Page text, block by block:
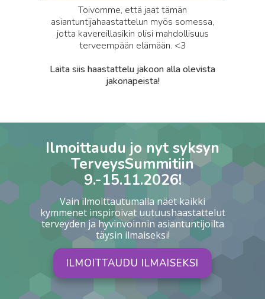
Toivomme, että jaat tämän
asiantuntijahaastattelun myös somessa,
jotta kavereillasikin olisi mahdollisuus
terveempään elämään. <3
Laita siis haastattelu jakoon alla olevista
jakonapeista!
Ilmoittaudu jo nyt syksyn
TerveysSummitiin
9.-15.11.2026!
Vain ilmoittautumalla näet kaikki
kymmenet inspiroivat uutuushaastattelut
terveyden ja hyvinvoinnin asiantuntijoilta
täysin ilmaiseksi!
ILMOITTAUDU ILMAISEKSI